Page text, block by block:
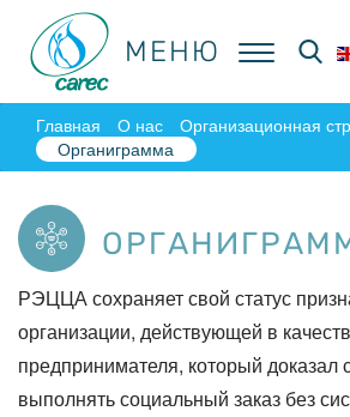
МЕНЮ
МЕНЮ
Главная О нас
Организационная
Органиграмма
РЭЦЦА сохраняет свой статус
организации, действующей в
предпринимателя, который доказал
выполнять социальный заказ без